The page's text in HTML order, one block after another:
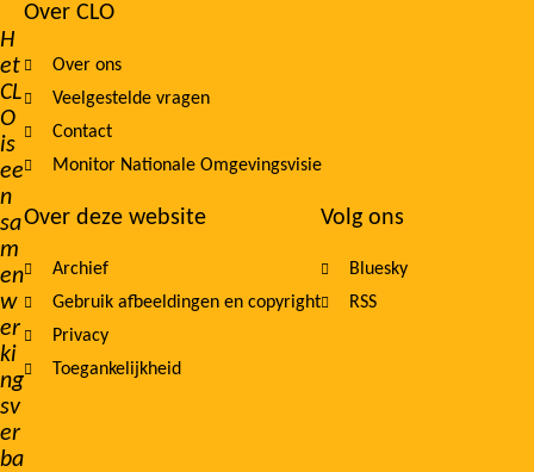
H
et
CL
O
is
ee
n
sa
m
en
w
er
ki
ng
sv
er
ba
Footer
navigation
Over CLO
Over ons
Veelgestelde vragen
Contact
Monitor Nationale Omgevingsvisie
Over deze website
Archief
Gebruik afbeeldingen en copyright
Privacy
Toegankelijkheid
Volg ons
Bluesky
RSS